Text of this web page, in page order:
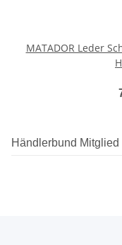
MATADOR Leder
Händlerbund Mitglied